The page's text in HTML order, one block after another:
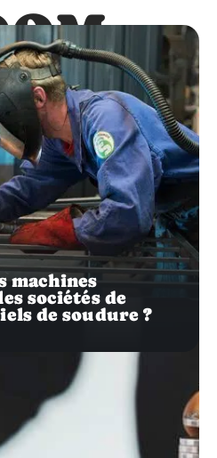
machines
sociétés de
de soudure ?